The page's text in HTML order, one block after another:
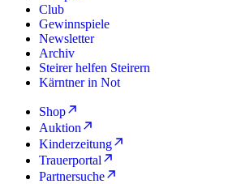
Club
Gewinnspiele
Newsletter
Archiv
Steirer helfen Steirern
Kärntner in Not
Shop
Auktion
Kinderzeitung
Trauerportal
Partnersuche